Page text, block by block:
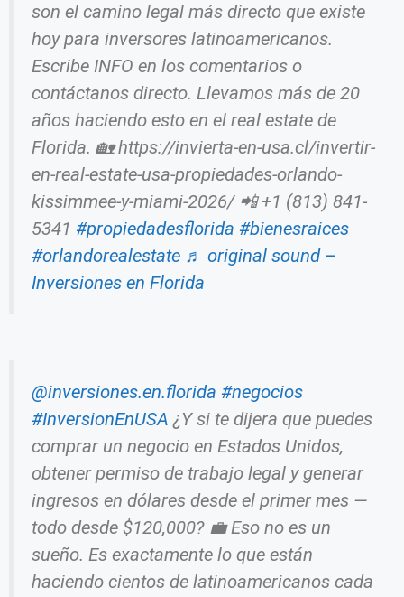
son el camino legal más directo que existe
hoy para inversores latinoamericanos.
Escribe INFO en los comentarios o
contáctanos directo. Llevamos más de 20
años haciendo esto en el real estate de
Florida. 🏡 https://invierta-en-usa.cl/invertir-
en-real-estate-usa-propiedades-orlando-
kissimmee-y-miami-2026/ 📲 +1 (813) 841-
5341 #propiedadesflorida #bienesraices
#orlandorealestate ♬ original sound –
Inversiones en Florida
@inversiones.en.florida #negocios
#InversionEnUSA ¿Y si te dijera que puedes
comprar un negocio en Estados Unidos,
obtener permiso de trabajo legal y generar
ingresos en dólares desde el primer mes —
todo desde $120,000? 💼 Eso no es un
sueño. Es exactamente lo que están
haciendo cientos de latinoamericanos cada